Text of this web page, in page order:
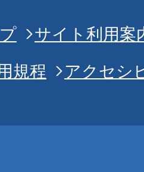
サイト利用案
規程
アクセシ